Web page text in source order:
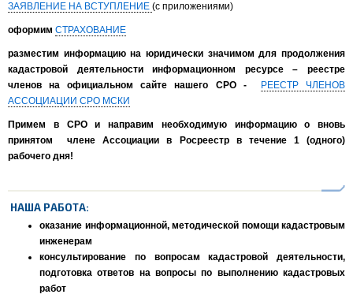
ЗАЯВЛЕНИЕ НА ВСТУПЛЕНИЕ (с приложениями)
оформим СТРАХОВАНИЕ
разместим информацию на юридически значимом для продолжения
кадастровой деятельности информационном ресурсе – реестре
членов на официальном сайте нашего СРО -
РЕЕСТР ЧЛЕНОВ
АССОЦИАЦИИ СРО МСКИ
Примем в СРО и направим необходимую информацию о вновь
принятом члене Ассоциации в Росреестр в течение 1 (одного)
рабочего дня!
НАША РАБОТА:
оказание информационной, методической помощи кадастровым
инженерам
консультирование по вопросам кадастровой деятельности,
подготовка ответов на вопросы по выполнению кадастровых
работ